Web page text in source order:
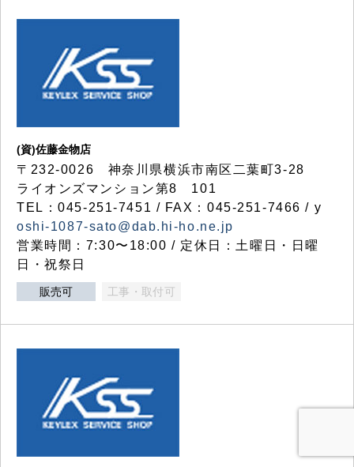
(資)佐藤金物店
〒232-0026 神奈川県横浜市南区二葉町3-28
ライオンズマンション第8 101
TEL：045-251-7451 / FAX：045-251-7466 / y
oshi-1087-sato@dab.hi-ho.ne.jp
営業時間：7:30〜18:00 / 定休日：土曜日・日曜
日・祝祭日
販売可 工事・取付可